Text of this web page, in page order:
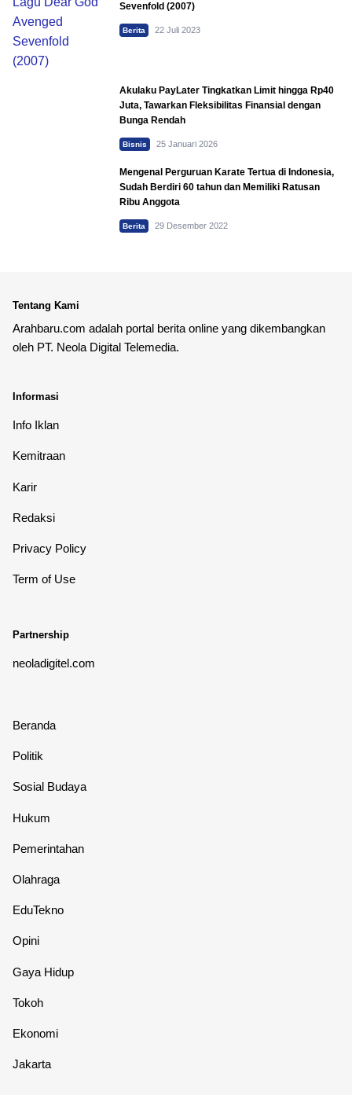
Sevenfold (2007)
Berita 22 Juli 2023
Akulaku PayLater Tingkatkan Limit hingga Rp40
Juta, Tawarkan Fleksibilitas Finansial dengan
Bunga Rendah
Bisnis 25 Januari 2026
Mengenal Perguruan Karate Tertua di Indonesia,
Sudah Berdiri 60 tahun dan Memiliki Ratusan
Ribu Anggota
Berita 29 Desember 2022
Tentang Kami
Arahbaru.com adalah portal berita online yang dikembangkan
oleh PT. Neola Digital Telemedia.
Informasi
Info Iklan
Kemitraan
Karir
Redaksi
Privacy Policy
Term of Use
Partnership
neoladigitel.com
Beranda
Politik
Sosial Budaya
Hukum
Pemerintahan
Olahraga
EduTekno
Opini
Gaya Hidup
Tokoh
Ekonomi
Jakarta